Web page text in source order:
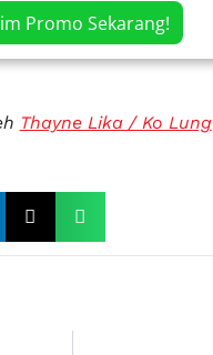
Promo Sekarang!
Thayne Lika / Ko Lung